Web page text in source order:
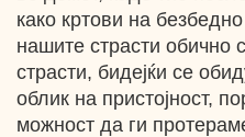
како кртови на
нашите страсти обично
страсти, бидејќи се
облик на пристојност,
можност да ги